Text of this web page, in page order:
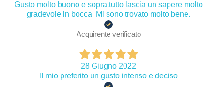
Gusto molto buono e soprattutto lascia un sapere molto
gradevole in bocca. Mi sono trovato molto bene.
Acquirente verificato
28 Giugno 2022
Il mio preferito un gusto intenso e deciso